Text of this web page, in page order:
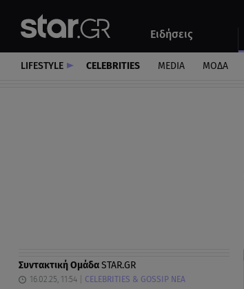
Ειδήσεις
Αυτοκίνητο
LIFESTYLE CELEBRITIES MEDIA ΜΟΔΑ
Συντακτική ΟμάδαSTAR.GR
16.02.25, 11:54
CELEBRITIES & GOSSIP ΝΕΑ